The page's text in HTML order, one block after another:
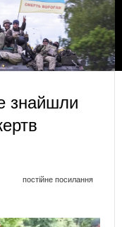
знайшли
постійне посилання